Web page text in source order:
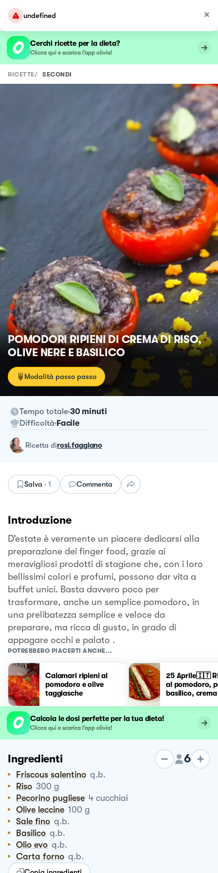
undefined
Cerchi ricette per la dieta?
Clicca qui e scarica l’app olivia!
RICETTE/ SECONDI
POMODORI RIPIENI DI CREMA DI RISO,
OLIVE NERE E BASILICO
Modalità passo passo
Tempo totale 30 minuti
Difficoltà Facile
ricetta dirosi.faggiano
Salva · 1 Commenta
Introduzione
D’estate è veramente un piacere dedicarsi alla
preparazione dei finger food, grazie ai
meravigliosi prodotti di stagione che, con i loro
bellissimi colori e profumi, possono dar vita a
buffet unici. Basta davvero poco per
trasformare, anche un semplice pomodoro, in
una prelibatezza semplice e veloce da
preparare, ma ricca di gusto, in grado di
appagare occhi e palato .
POTREBBERO PIACERTI ANCHE...
Calamari ripieni al
pomodoro e olive
taggiasche
25 Aprile🇮🇹
al pomodoro,
basilico,
Calcola le dosi perfette per la tua dieta!
Clicca qui e scarica l’app olivia!
Ingredienti 6
Friscous salentino q.b.
Riso 300 g
Pecorino pugliese 4 cucchiai
Olive leccine 100 g
Sale fino q.b.
Basilico q.b.
Olio evo q.b.
Carta forno q.b.